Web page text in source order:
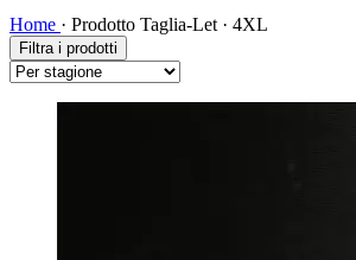
Home · Prodotto Taglia-Let · 4XL
Filtra i prodotti